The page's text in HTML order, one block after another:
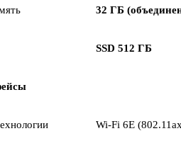
32 ГБ
SSD 512 ГБ
Wi-Fi 6E